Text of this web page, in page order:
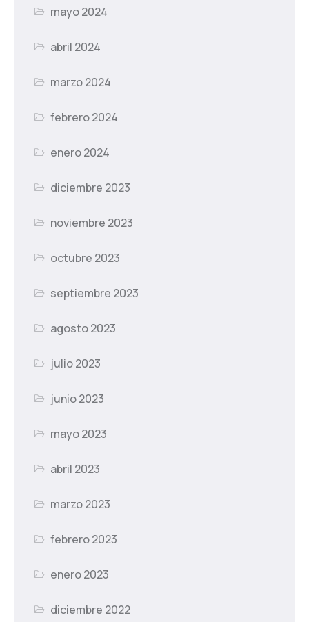
mayo 2024
abril 2024
marzo 2024
febrero 2024
enero 2024
diciembre 2023
noviembre 2023
octubre 2023
septiembre 2023
agosto 2023
julio 2023
junio 2023
mayo 2023
abril 2023
marzo 2023
febrero 2023
enero 2023
diciembre 2022